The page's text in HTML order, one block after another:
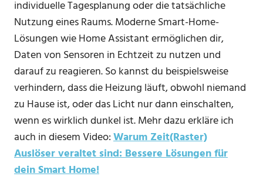
individuelle Tagesplanung oder die tatsächliche
Nutzung eines Raums. Moderne Smart-Home-
Lösungen wie Home Assistant ermöglichen dir,
Daten von Sensoren in Echtzeit zu nutzen und
darauf zu reagieren. So kannst du beispielsweise
verhindern, dass die Heizung läuft, obwohl niemand
zu Hause ist, oder das Licht nur dann einschalten,
wenn es wirklich dunkel ist. Mehr dazu erkläre ich
auch in diesem Video:Warum Zeit(Raster)
Auslöser veraltet sind: Bessere Lösungen für
dein Smart Home!